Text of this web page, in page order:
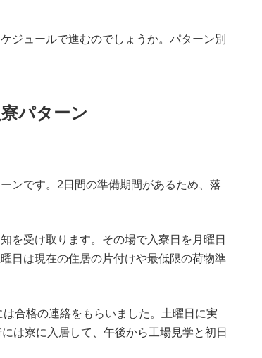
ジュールで進むのでしょうか。パターン別
パターン
ンです。2日間の準備期間があるため、落
を受け取ります。その場で入寮日を月曜日
日は現在の住居の片付けや最低限の荷物準
合格の連絡をもらいました。土曜日に実
は寮に入居して、午後から工場見学と初日